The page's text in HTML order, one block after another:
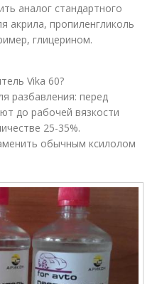
аналог стандартного
пропиленгликоль
глицерином.
Vika 60?
разбавления: перед
до рабочей вязкости
25-35%.
обычным ксилолом